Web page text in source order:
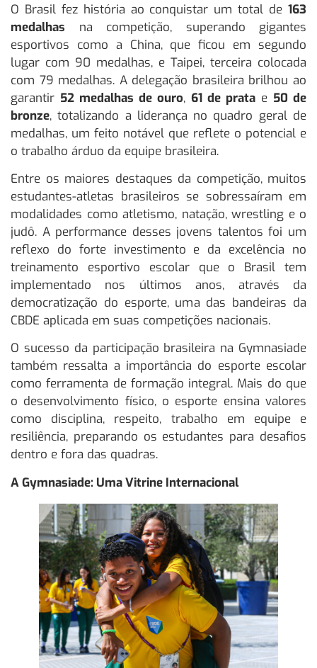
O Brasil fez história ao conquistar um total de 163
medalhas na competição, superando gigantes
esportivos como a China, que ficou em segundo
lugar com 90 medalhas, e Taipei, terceira colocada
com 79 medalhas. A delegação brasileira brilhou ao
garantir 52 medalhas de ouro, 61 de prata e 50 de
bronze, totalizando a liderança no quadro geral de
medalhas, um feito notável que reflete o potencial e
o trabalho árduo da equipe brasileira.
Entre os maiores destaques da competição, muitos
estudantes-atletas brasileiros se sobressaíram em
modalidades como atletismo, natação, wrestling e o
judô. A performance desses jovens talentos foi um
reflexo do forte investimento e da excelência no
treinamento esportivo escolar que o Brasil tem
implementado nos últimos anos, através da
democratização do esporte, uma das bandeiras da
CBDE aplicada em suas competições nacionais.
O sucesso da participação brasileira na Gymnasiade
também ressalta a importância do esporte escolar
como ferramenta de formação integral. Mais do que
o desenvolvimento físico, o esporte ensina valores
como disciplina, respeito, trabalho em equipe e
resiliência, preparando os estudantes para desafios
dentro e fora das quadras.
A Gymnasiade: Uma Vitrine Internacional